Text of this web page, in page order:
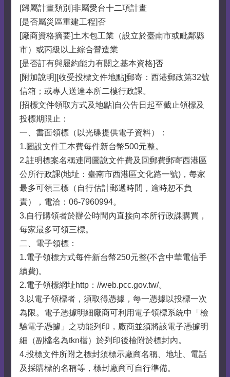
[歸屬計畫類別]非屬愛台十二項計畫
[是否屬災區重建工程]否
[廠商資格摘要]土木包工業（設立於臺南市或毗鄰縣
市）或丙級以上綜合營造業
[是否訂有與履約能力有關之基本資格]否
[附加說明][收受投標文件地點]郵寄：西港郵政第32號
信箱；或專人送達本所二樓行政課。
[招標文件領取方式及地點]自公告日起至截止領標及
投標期限止：
一、書面領標（以光碟提供電子資料）：
1.圖說文件工本費每件新台幣500元整。
2.註明標案名稱連同圖說文件費及回郵費郵寄西港區
公所行政課(地址：臺南市西港區文化路一號)，每家
最多可領三標（自行估計郵遞時間，逾時恕不負
責），電洽：06-7960994。
3.自行購領者於辦公時間內直接向本所行政課購買，
每家最多可領三標。
二、電子領標：
1.電子領標方式每件新台幣250元整(不含中華電信手
續費)。
2.電子領標網址http：//web.pcc.gov.tw/。
3.以電子領標者，須取得憑據，每一憑據以投標一次
為限。電子憑據明細廠商可利用電子領標系統中「檢
驗電子憑據」之功能列印，廠商並須將該電子憑據明
細（副檔名為tkn檔）於列印後檢附於標封內。
4.投標文件所附之標封須標示廠商名稱、地址、電話
及採購標的名稱等，標封廠商可自行準備。